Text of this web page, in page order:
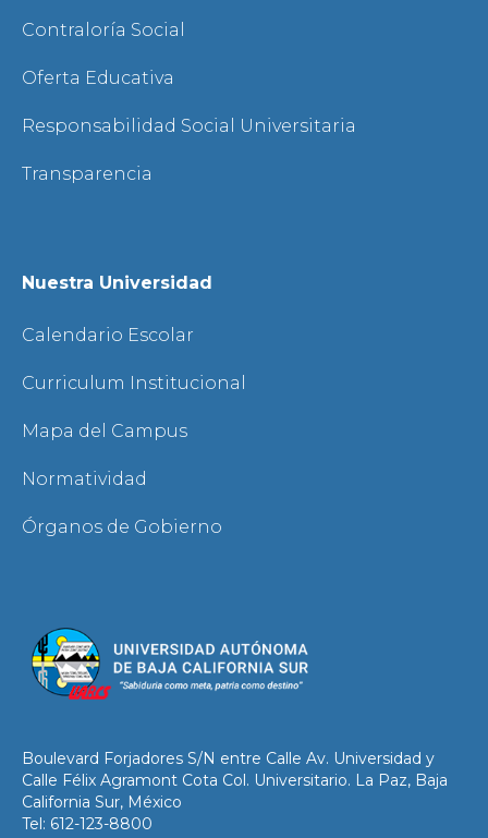
Contraloría Social
Oferta Educativa
Responsabilidad Social Universitaria
Transparencia
Nuestra Universidad
Calendario Escolar
Curriculum Institucional
Mapa del Campus
Normatividad
Órganos de Gobierno
Boulevard Forjadores S/N entre Calle Av. Universidad y
Calle Félix Agramont Cota Col. Universitario. La Paz, Baja
California Sur, México
Tel: 612-123-8800